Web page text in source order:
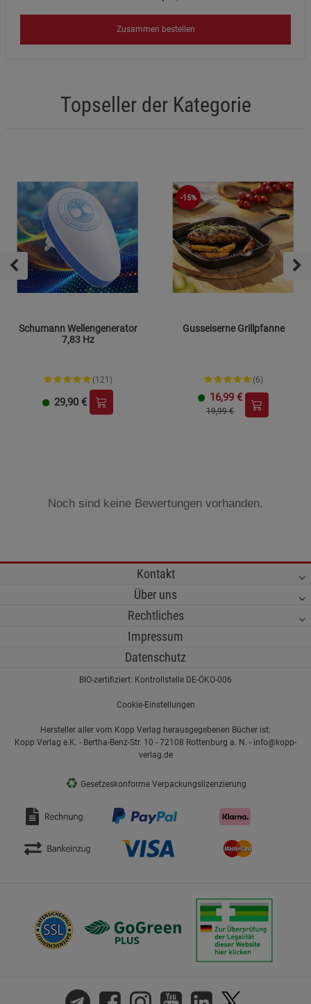
Zusammen bestellen
Topseller der Kategorie
Schumann Wellengenerator
7,83 Hz
(121)
29,90 €
-15%
Gusseiserne Grillpfanne
(6)
16,99 €
19,99 €
Noch sind keine Bewertungen vorhanden.
Kontakt
Über uns
Rechtliches
Impressum
Datenschutz
BIO-zertifiziert: Kontrollstelle DE-ÖKO-006
Cookie-Einstellungen
Hersteller aller vom Kopp Verlag herausgegebenen Bücher ist:
Kopp Verlag e.K. - Bertha-Benz-Str. 10 - 72108 Rottenburg a. N. - info@kopp-
verlag.de
♻ Gesetzeskonforme Verpackungslizenzierung